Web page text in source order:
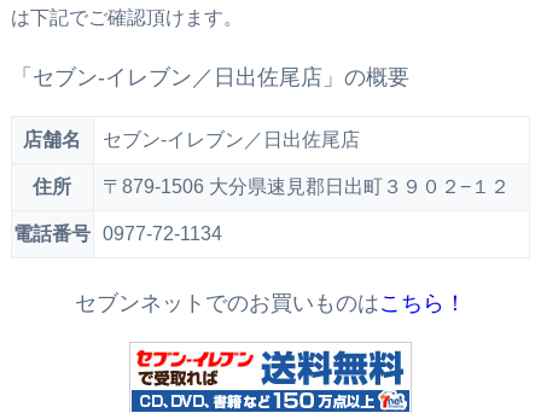
は下記でご確認頂けます。
「セブン‐イレブン／日出佐尾店」の概要
店舗名 セブン‐イレブン／日出佐尾店
住所 〒879-1506 大分県速見郡日出町３９０２−１２
電話番号 0977-72-1134
セブンネットでのお買いものはこちら！